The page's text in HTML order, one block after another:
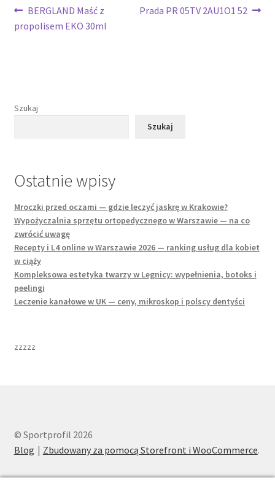
Nawigacja
wpisu
Poprzedni
wpis:
BERGLAND Maść z
propolisem EKO 30ml
Następny
Prada PR 05TV 2AU1O1 52
Szukaj
Szukaj
Ostatnie wpisy
Mroczki przed oczami — gdzie leczyć jaskrę w Krakowie?
Wypożyczalnia sprzętu ortopedycznego w Warszawie — na co
zwrócić uwagę
Recepty i L4 online w Warszawie 2026 — ranking usług dla kobiet
w ciąży
Kompleksowa estetyka twarzy w Legnicy: wypełnienia, botoks i
peelingi
Leczenie kanałowe w UK — ceny, mikroskop i polscy dentyści
zzzzz
© Sportprofil 2026
Blog
Zbudowany za pomocą Storefront i WooCommerce.